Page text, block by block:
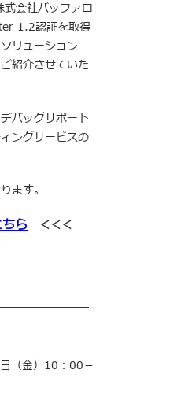
会社バッファロ
1.2認証を取得
リューション
紹介させていた
バッグサポート
ングサービスの
ます。
ら ＜＜＜
￣￣￣￣￣￣￣
（金）10：00－